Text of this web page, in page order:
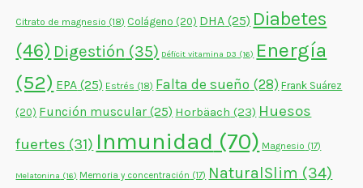
Citrato de magnesio (18) Colágeno (20) DHA (25) Diabetes
(46) Digestión (35) Déficit vitamina D3 (16) Energía
(52) EPA (25) Estrés (18) Falta de sueño (28) Frank Suárez
(20) Función muscular (25) Horbäach (23) Huesos
fuertes (31) Inmunidad (70) Magnesio (17)
Melatonina (16) Memoria y concentración (17) NaturalSlim (34)